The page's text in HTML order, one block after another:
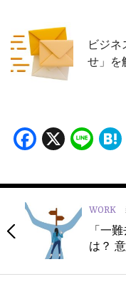
ビジネ
せ」を
Facebook
X Line
WORK
「一
は？